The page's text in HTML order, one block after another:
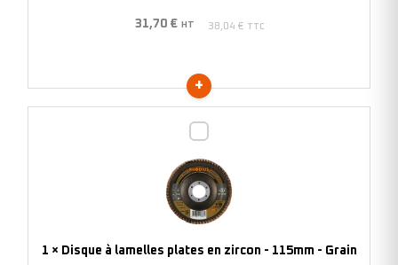
-
31,70 € HT 38,04 € TTC
lamelles
plates
en
1 × Disque à lamelles plates en zircon - 115mm - Grain